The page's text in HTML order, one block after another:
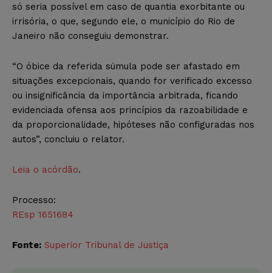
só seria possível em caso de quantia exorbitante ou
irrisória, o que, segundo ele, o município do Rio de
Janeiro não conseguiu demonstrar.
“O óbice da referida súmula pode ser afastado em
situações excepcionais, quando for verificado excesso
ou insignificância da importância arbitrada, ficando
evidenciada ofensa aos princípios da razoabilidade e
da proporcionalidade, hipóteses não configuradas nos
autos”, concluiu o relator.
Leia o acórdão.
Processo:
REsp 1651684
Fonte: Superior Tribunal de Justiça